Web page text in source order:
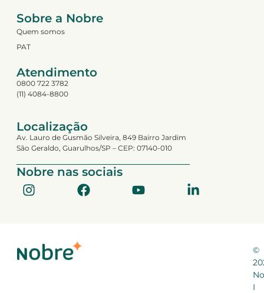
Sobre a Nobre
Quem somos
PAT
Atendimento
0800 722 3782
(11) 4084-8800
Localização
Av. Lauro de Gusmão Silveira, 849 Bairro Jardim
São Geraldo, Guarulhos/SP – CEP: 07140-010
Nobre nas sociais
©
I